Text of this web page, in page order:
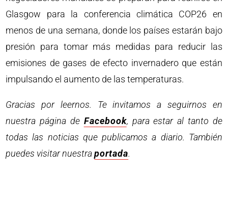
Glasgow para la conferencia climática COP26 en
menos de una semana, donde los países estarán bajo
presión para tomar más medidas para reducir las
emisiones de gases de efecto invernadero que están
impulsando el aumento de las temperaturas.
Gracias por leernos. Te invitamos a seguirnos en
nuestra página de Facebook, para estar al tanto de
todas las noticias que publicamos a diario. También
puedes visitar nuestraportada.